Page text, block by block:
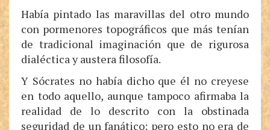
Había pintado las maravillas del otro mundo
con pormenores topográficos que más tenían
de tradicional imaginación que de rigurosa
dialéctica y austera filosofía.
Y Sócrates no había dicho que él no creyese
en todo aquello, aunque tampoco afirmaba la
realidad de lo descrito con la obstinada
seguridad de un fanático; pero esto no era de